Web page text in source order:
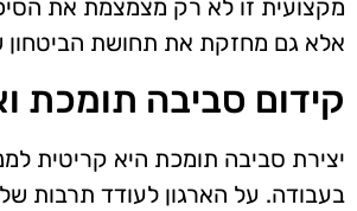
מקצועית זו לא רק מצמצמת את
אלא גם מחזקת את תחושת הביטחון
קידום סביבה תומכת
יצירת סביבה תומכת היא קריטית
בעבודה. על הארגון לעודד תרבות